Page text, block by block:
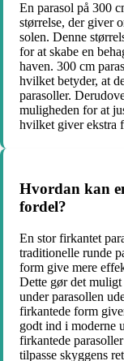
En parasol på 300
størrelse, der giver
solen. Denne
for at skabe en
haven. 300 cm
hvilket betyder, at
parasoller.
muligheden for at
hvilket giver ekstra
Hvordan kan
fordel?
En stor firkantet
traditionelle runde
form give mere
Dette gør det
under parasollen
firkantede form
godt ind i moderne
firkantede
tilpasse skyggens